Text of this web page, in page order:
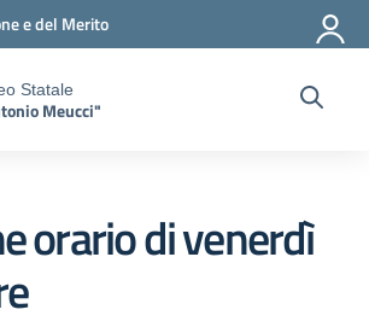
e del Merito
Statale
Meucci"
orario di venerdì